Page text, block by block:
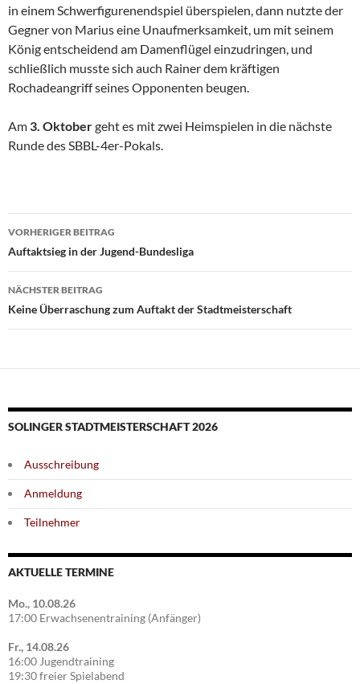
in einem Schwerfigurenendspiel überspielen, dann nutzte der
Gegner von Marius eine Unaufmerksamkeit, um mit seinem
König entscheidend am Damenflügel einzudringen, und
schließlich musste sich auch Rainer dem kräftigen
Rochadeangriff seines Opponenten beugen.
Am 3. Oktobergeht es mit zwei Heimspielen in die nächste
Runde des SBBL-4er-Pokals.
Beitragsnavigation
VORHERIGER BEITRAG
Auftaktsieg in der Jugend-Bundesliga
NÄCHSTER BEITRAG
Keine Überraschung zum Auftakt der Stadtmeisterschaft
SOLINGER STADTMEISTERSCHAFT 2026
Ausschreibung
Anmeldung
Teilnehmer
AKTUELLE TERMINE
Mo., 10.08.26
17:00 Erwachsenentraining (Anfänger)
Fr., 14.08.26
16:00 Jugendtraining
19:30 freier Spielabend